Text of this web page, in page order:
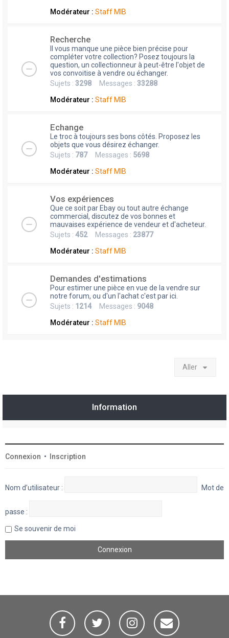
Modérateur : Staff MIB
Recherche
Il vous manque une pièce bien précise pour
compléter votre collection? Posez toujours la
question, un collectionneur à peut-être l'objet de
vos convoitise à vendre ou échanger.
Sujets : 3298 Messages : 33288
Modérateur : Staff MIB
Echange
Le troc à toujours ses bons côtés. Proposez les
objets que vous désirez échanger.
Sujets : 787Messages : 5698
Modérateur : Staff MIB
Vos expériences
Que ce soit par Ebay ou tout autre échange
commercial, discutez de vos bonnes et
mauvaises expérience de vendeur et d'acheteur.
Sujets : 452Messages : 23877
Modérateur : Staff MIB
Demandes d'estimations
Pour estimer une pièce en vue de la vendre sur
notre forum, ou d'un l'achat c'est par ici.
Sujets : 1214Messages : 9048
Modérateur : Staff MIB
Aller
Information
Connexion • Inscription
Nom d’utilisateur : Mot de
passe :
Se souvenir de moi